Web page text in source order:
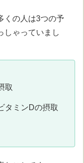
くの人は3つの予
しゃっていまし
取
タミンDの摂取